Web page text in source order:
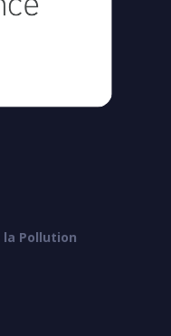
Pollution